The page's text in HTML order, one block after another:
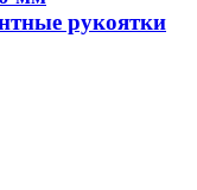
рукоятки